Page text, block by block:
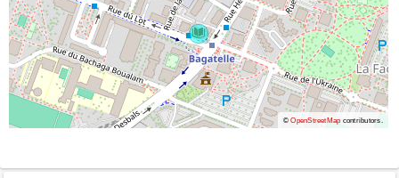
©OpenStreetMap contributors.